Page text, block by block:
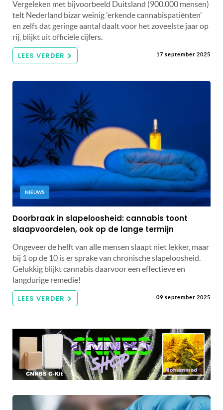
Vergeleken met bijvoorbeeld Duitsland (900.000 mensen)
telt Nederland bizar weinig 'erkende cannabispatiënten'
en zelfs dat geringe aantal daalt voor het zoveelste jaar op
rij, blijkt uit officiële cijfers.
LEES VERDER 17 september 2025
NIEUWS
Doorbraak in slapeloosheid: cannabis toont
slaapvoordelen, ook op de lange termijn
Ongeveer de helft van alle mensen slaapt niet lekker, maar
bij 1 op de 10 is er sprake van chronische slapeloosheid.
Gelukkig blijkt cannabis daarvoor een effectieve en
langdurige remedie!
LEES VERDER 09 september 2025